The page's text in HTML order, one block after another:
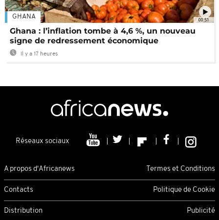
00:51
GHANA
Ghana : l’inflation tombe à 4,6 %, un nouveau
signe de redressement économique
Il y a 17 heures
Réseaux sociaux
A propos d'Africanews Termes et Conditions
Contacts Politique de Cookie
Distribution Publicité